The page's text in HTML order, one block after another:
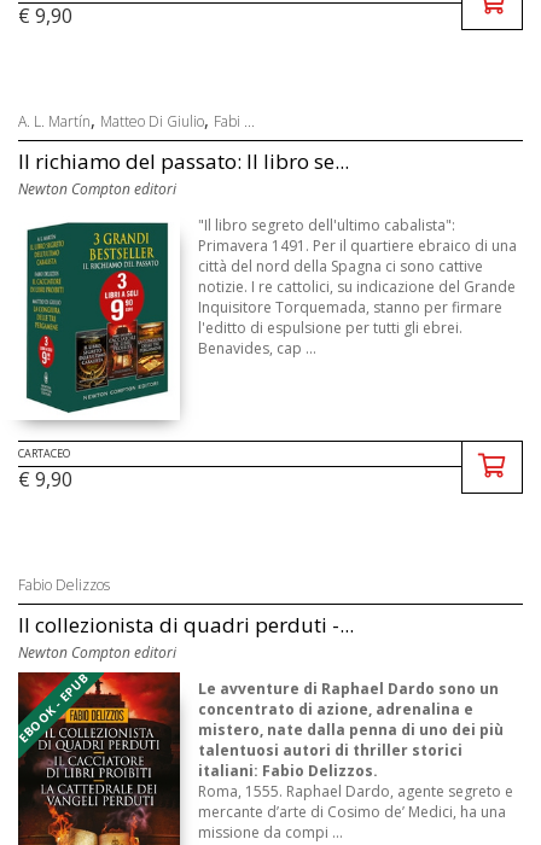
€ 9,90
A. L. Martín, Matteo Di Giulio, Fabi ...
Il richiamo del passato: Il libro se...
Newton Compton editori
"Il libro segreto dell'ultimo cabalista":
Primavera 1491. Per il quartiere ebraico di una
città del nord della Spagna ci sono cattive
notizie. I re cattolici, su indicazione del Grande
Inquisitore Torquemada, stanno per firmare
l'editto di espulsione per tutti gli ebrei.
Benavides, cap ...
CARTACEO
€ 9,90
Fabio Delizzos
Il collezionista di quadri perduti -...
Newton Compton editori
EBOOK - EPUB
Le avventure di Raphael Dardo sono un
concentrato di azione, adrenalina e
mistero, nate dalla penna di uno dei più
talentuosi autori di thriller storici
italiani: Fabio Delizzos.
Roma, 1555. Raphael Dardo, agente segreto e
mercante d’arte di Cosimo de’ Medici, ha una
missione da compi ...